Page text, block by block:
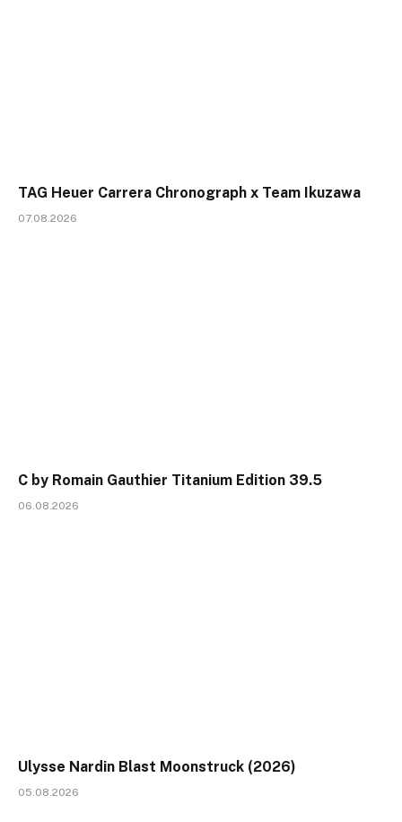
TAG Heuer Carrera Chronograph x Team Ikuzawa
07.08.2026
C by Romain Gauthier Titanium Edition 39.5
06.08.2026
Ulysse Nardin Blast Moonstruck (2026)
05.08.2026